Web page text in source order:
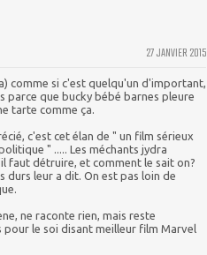
27 JANVIER 2015
comme si c'est quelqu'un d'important,
parce que bucky bébé barnes pleure
tarte comme ça.
c'est cet élan de " un film sérieux
" ..... Les méchants jydra
détruire, et comment le sait on?
durs leur a dit. On est pas loin de
ne raconte rien, mais reste
le soi disant meilleur film Marvel